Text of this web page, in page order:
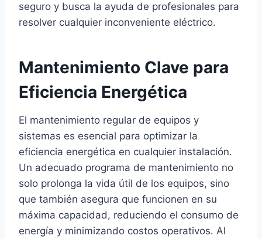
seguro y busca la ayuda de profesionales para
resolver cualquier inconveniente eléctrico.
Mantenimiento Clave para
Eficiencia Energética
El mantenimiento regular de equipos y
sistemas es esencial para optimizar la
eficiencia energética en cualquier instalación.
Un adecuado programa de mantenimiento no
solo prolonga la vida útil de los equipos, sino
que también asegura que funcionen en su
máxima capacidad, reduciendo el consumo de
energía y minimizando costos operativos. Al